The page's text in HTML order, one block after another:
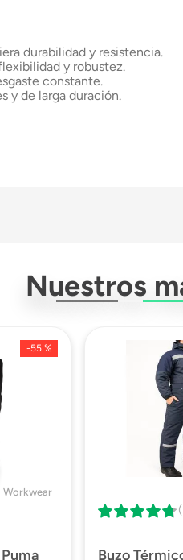
durabilidad y resistencia.
y robustez.
constante.
y de larga duración.
Nuestros
-55 %
Workwear
Buzo